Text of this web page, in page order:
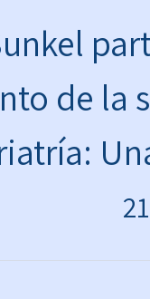
de la